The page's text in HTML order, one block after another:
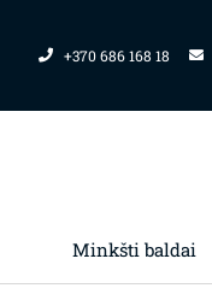
+370 686 168 18
Minkšti baldai